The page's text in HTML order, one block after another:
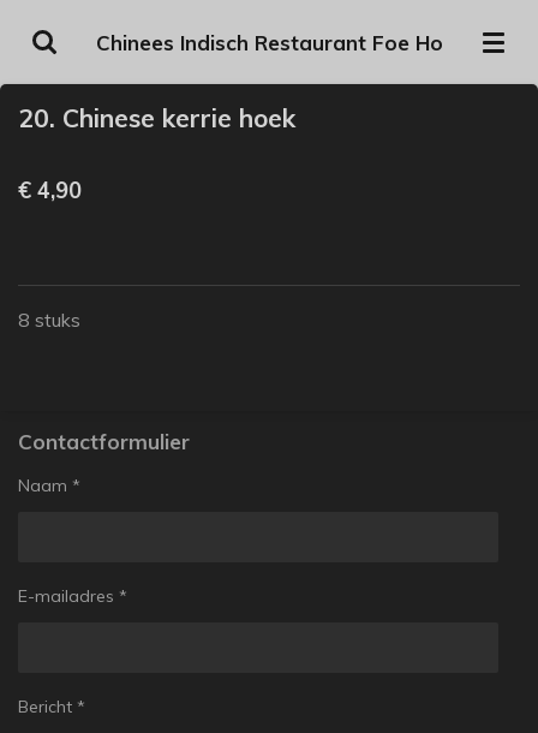
direct
naar
de
Chinees Indisch Restaurant Foe Ho
20. Chinese kerrie hoek
€ 4,90
8 stuks
Contactformulier
Naam *
E-mailadres *
Bericht *